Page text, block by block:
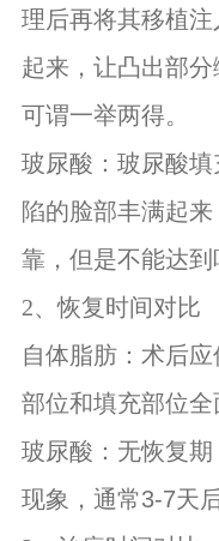
理后再将其移植
起来，让凸出部
可谓一举两得。
玻尿酸：玻尿酸
陷的脸部丰满起
靠，但是不能达到
2、恢复时间对比
自体脂肪：术后
部位和填充部位全
玻尿酸：无恢复
现象，通常3-7天